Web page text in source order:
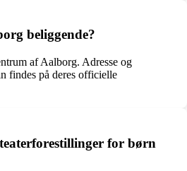
beliggende?
af Aalborg. Adresse og
findes på deres officielle
for børn